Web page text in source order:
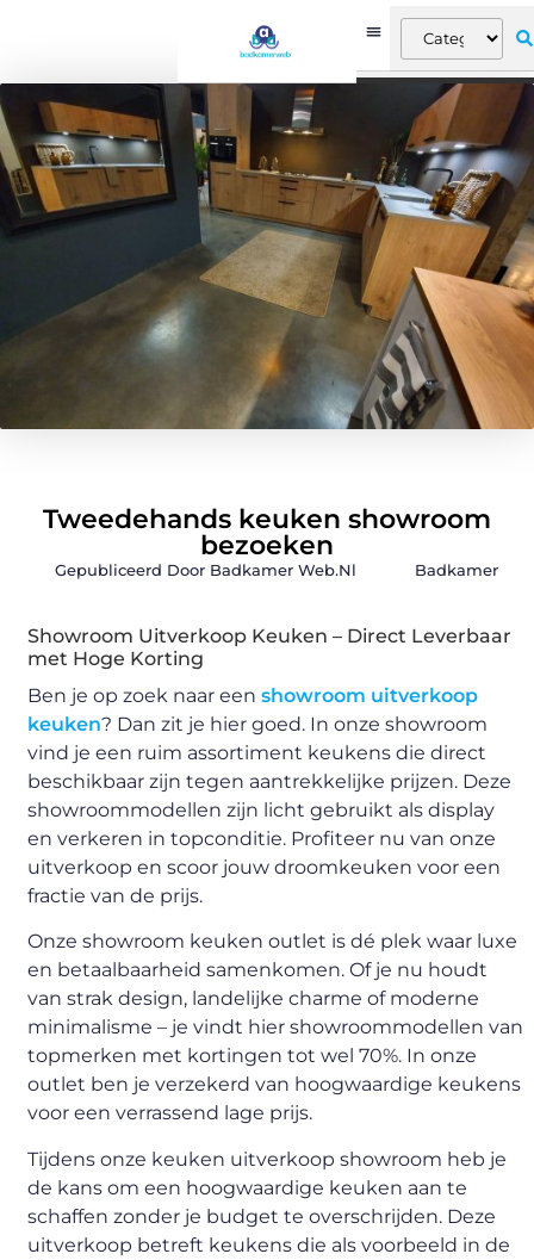
Tweedehands keuken showroom
bezoeken
Gepubliceerd Door Badkamer Web.nl Badkamer
Showroom Uitverkoop Keuken – Direct Leverbaar
met Hoge Korting
Ben je op zoek naar eenshowroom uitverkoop
keuken? Dan zit je hier goed. In onze showroom
vind je een ruim assortiment keukens die direct
beschikbaar zijn tegen aantrekkelijke prijzen. Deze
showroommodellen zijn licht gebruikt als display
en verkeren in topconditie. Profiteer nu van onze
uitverkoop en scoor jouw droomkeuken voor een
fractie van de prijs.
Onze showroom keuken outlet is dé plek waar luxe
en betaalbaarheid samenkomen. Of je nu houdt
van strak design, landelijke charme of moderne
minimalisme – je vindt hier showroommodellen van
topmerken met kortingen tot wel 70%. In onze
outlet ben je verzekerd van hoogwaardige keukens
voor een verrassend lage prijs.
Tijdens onze keuken uitverkoop showroom heb je
de kans om een hoogwaardige keuken aan te
schaffen zonder je budget te overschrijden. Deze
uitverkoop betreft keukens die als voorbeeld in de